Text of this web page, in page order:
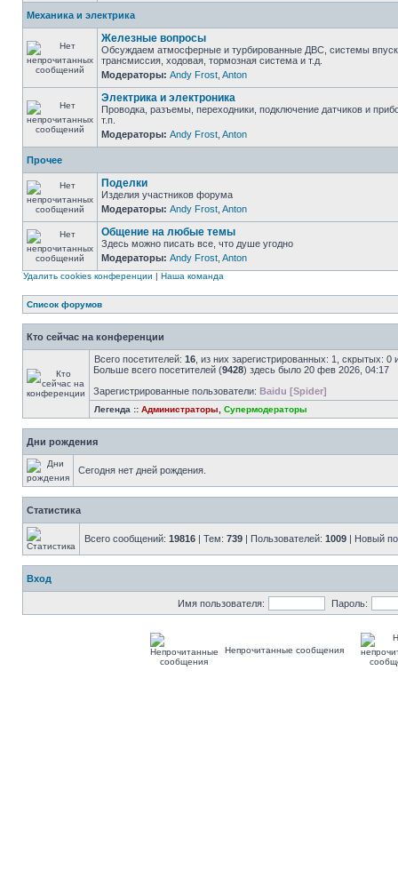
Механика и электрика
Железные вопросы
Обсуждаем атмосферные и турбированные ДВС, системы
трансмиссия, ходовая, тормозная система и т.д.
Модераторы: Andy Frost Anton
Электрика и электроника
Проводка, разъемы, переходники, подключение датчиков и
т.п.
Модераторы: Andy Frost Anton
Прочее
Поделки
Изделия участников форума
Модераторы: Andy Frost Anton
Общение на любые темы
Здесь можно писать все, что душе угодно
Модераторы: Andy Frost Anton
Удалить cookies конференции | Наша команда
Список форумов
Кто сейчас на конференции
Всего посетителей: 16 , из них зарегистрированных: 1, скрытых:
Больше всего посетителей (9428) здесь было 20 фев 2026, 04:17
Зарегистрированные пользователи: Baidu [Spider]
Легенда :: Администраторы Супермодераторы
Дни рождения
Сегодня нет дней рождения.
Статистика
Всего сообщений: 19816 | Тем: 739 | Пользователей: 1009 | Новый
Вход
Имя пользователя: Пароль:
Непрочитанные сообщения